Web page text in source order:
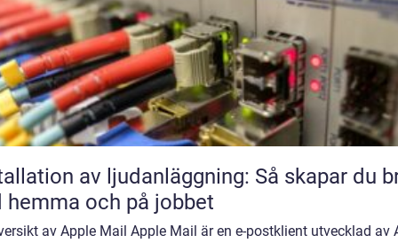
av ljudanläggning: Så skapar du
hemma och på jobbet
av Apple Mail Apple Mail är en e-postklient utvecklad av